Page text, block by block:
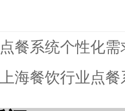
点餐系统个性化
海餐饮行业点